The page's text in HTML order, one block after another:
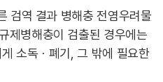
검역 결과 병해충 전염우려물
제병해충이 검출된 경우에는
소독ㆍ폐기, 그 밖에 필요한